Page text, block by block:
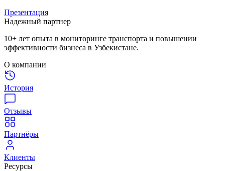
Презентация
Надежный партнер
10+ лет опыта в мониторинге транспорта и повышении
эффективности бизнеса в Узбекистане.
О компании
История
Отзывы
Партнёры
Клиенты
Ресурсы